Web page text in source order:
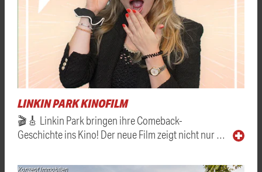
LINKIN PARK KINOFILM
🎬🎸 Linkin Park bringen ihre Comeback-
Geschichte ins Kino! Der neue Film zeigt nicht nur …
Konzept Immobilien